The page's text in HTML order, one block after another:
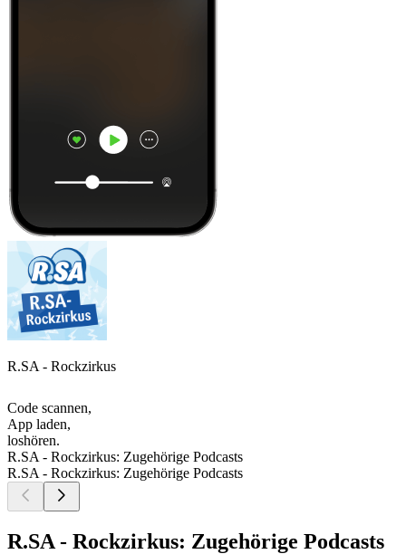
R.SA - Rockzirkus
Code scannen,
App laden,
loshören.
R.SA - Rockzirkus: Zugehörige Podcasts
R.SA - Rockzirkus: Zugehörige Podcasts
R.SA - Rockzirkus: Zugehörige Podcasts